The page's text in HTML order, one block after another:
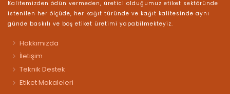
Kalitemizden ödün vermeden, üretici olduğumuz etiket sektöründe
istenilen her ölçüde, her kağıt türünde ve kağıt kalitesinde aynı
günde baskılı ve boş etiket üretimi yapabilmekteyiz.
Hakkımızda
İletişim
Teknik Destek
Etiket Makaleleri